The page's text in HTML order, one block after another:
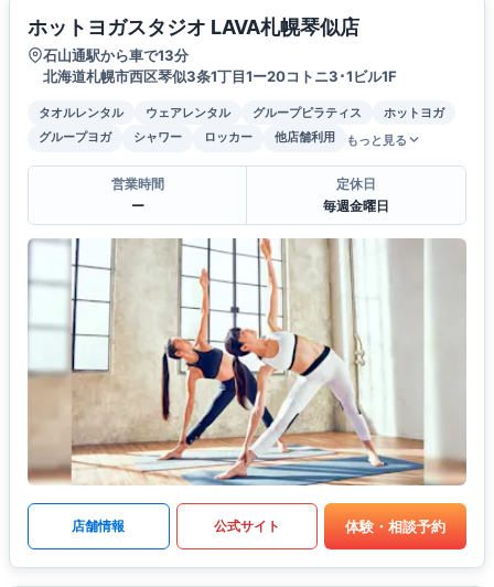
ホットヨガスタジオ LAVA札幌琴似店
石山通駅から車で13分
北海道札幌市西区琴似3条1丁目1ー20コトニ3･1ビル1F
タオルレンタル ウェアレンタル グループピラティス
ホットヨガ
グループヨガ
シャワー ロッカー 他店舗利用 もっと見る
営業時間
ー
定休日
毎週金曜日
店舗情報 公式サイト 体験・相談予約